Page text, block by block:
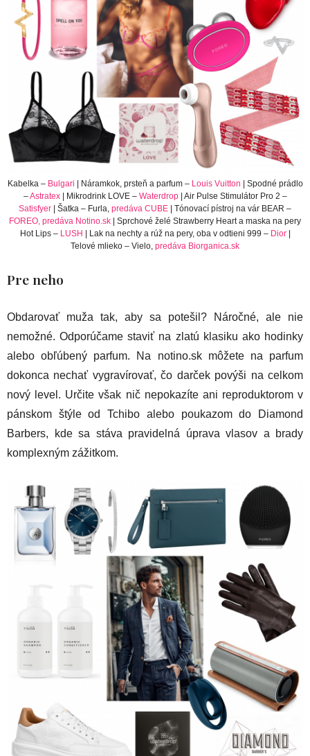
Kabelka – Bulgari | Náramkok, prsteň a parfum – Louis Vuitton | Spodné prádlo
–Astratex| Mikrodrink LOVE – Waterdrop| Air Pulse Stimulátor Pro 2 –
Satisfyer | Šatka – Furla, predáva CUBE | Tónovací pístroj na vár BEAR –
FOREO, predáva Notino.sk | Sprchové želé Strawberry Heart a maska na pery
Hot Lips – LUSH | Lak na nechty a rúž na pery, oba v odtieni 999 – Dior|
Telové mlieko – Vielo, predáva Biorganica.sk
Pre neho
Obdarovať muža tak, aby sa potešil? Náročné, ale nie
nemožné. Odporúčame staviť na zlatú klasiku ako hodinky
alebo obľúbený parfum. Na notino.sk môžete na parfum
dokonca nechať vygravírovať, čo darček povýši na celkom
nový level. Určite však nič nepokazíte ani reproduktorom v
pánskom štýle od Tchibo alebo poukazom do Diamond
Barbers, kde sa stáva pravidelná úprava vlasov a brady
komplexným zážitkom.